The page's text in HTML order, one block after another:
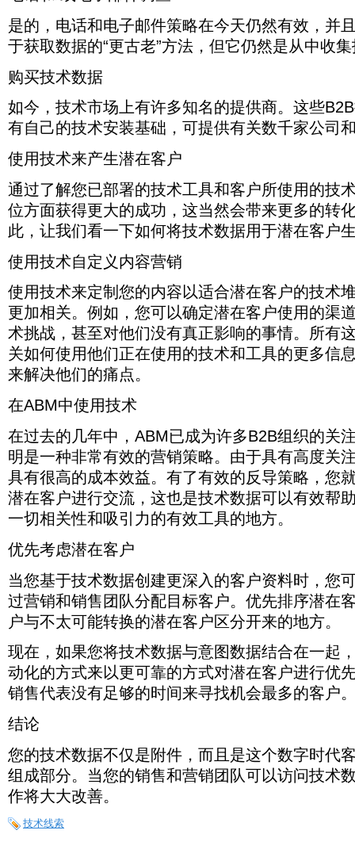
购
买
的
技
术。
别
是
对
技
提
供
商，
技
是
您
进
入
这
个
世
界
的
镜
的
竞
争
优
势。
术
堆
栈
的
一
种
方
式，
例
如
了
解
他
们
使
用
的
硬
和
软
件，
他
们
经
常
使
用
的
具
应
用
程
序
以
及
它
如
何
实
现
和
利
用
不
同
的
系
统
和
平
台。
比
以
及
该
术
的
最
新
使
用
情
况。
何
痕
迹，
此
受
到
某
限
制，
使
其
无
法
正
使
是
从
中
集
术
数
据
好
法。
有
关
数
家
司
和
技
的
确
信
息。
当
然
会
带
来
多
的
转
和
终
的
胜
利。
此，
让
我
们
看
一
下
如
何
将
术
据
用
于
潜
在
客
和
营
销。
潜
在
客
户
使
的
渠
道，
他
们
能
面
临
的
术
挑
战，
甚
至
对
他
们
没
有
正
响
的
事
情。
所
有
都
将
助
您
共
享
关
如
何
使
用
他
们
在
使
用
的
术
于
具
有
高
度
注
的
性
ABM
证
明
具
有
很
高
的
本
效
益。
有
了
有
效
反
导
策
略，
您
就
可
以
地
接
与
潜
在
客
户
进
行
交
流，
也
技
术
数
据
可
以
有
目
标
客
户。
先
排
序
潜
在
客
户
是
您
将
合
格
潜
客
与
不
太
可
能
转
换
的
潜
在
户
区
分
开
来
的
地
方。
的
方
式
对
在
客
户
进
行
先
排
序。
这
将
帮
助
的
售
代
表
没
有
足
够
的
时
间
寻
找
机
会
最
多
的
户。
营
销
团
可
以
访
问
技
数
据
时，
他
们
的
定
工
将
大
大
改
善。
是的，电话和电子邮件策略在今天仍然有效，并
于获取数据的“更古老”方法，但它仍然是从中收
购买技术数据
如今，技术市场上有许多知名的提供商。这些
有自己的技术安装基础，可提供有关数千家公司
使用技术来产生潜在客户
通过了解您已部署的技术工具和客户所使用的技
位方面获得更大的成功，这当然会带来更多的转
此，让我们看一下如何将技术数据用于潜在客户
使用技术自定义内容营销
使用技术来定制您的内容以适合潜在客户的技术
更加相关。例如，您可以确定潜在客户使用的渠
术挑战，甚至对他们没有真正影响的事情。所有
关如何使用他们正在使用的技术和工具的更多信
来解决他们的痛点。
在ABM中使用技术
在过去的几年中，ABM已成为许多B2B组织的关
明是一种非常有效的营销策略。由于具有高度关
具有很高的成本效益。有了有效的反导策略，您
潜在客户进行交流，这也是技术数据可以有效帮
一切相关性和吸引力的有效工具的地方。
优先考虑潜在客户
当您基于技术数据创建更深入的客户资料时，您
过营销和销售团队分配目标客户。优先排序潜在
户与不太可能转换的潜在客户区分开来的地方。
现在，如果您将技术数据与意图数据结合在一起
动化的方式来以更可靠的方式对潜在客户进行优
销售代表没有足够的时间来寻找机会最多的客户
结论
您的技术数据不仅是附件，而且是这个数字时代
组成部分。当您的销售和营销团队可以访问技术
作将大大改善。
技术线索